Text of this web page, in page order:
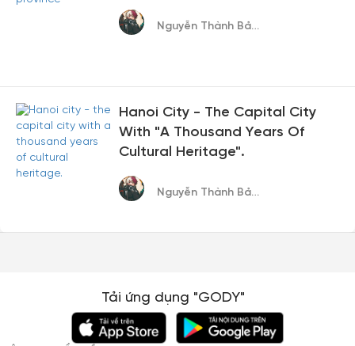
Nguyễn Thành Bảo Trân
Hanoi City - The Capital City
With "a Thousand Years Of
Cultural Heritage".
Nguyễn Thành Bảo Trân
Tải ứng dụng "GODY"